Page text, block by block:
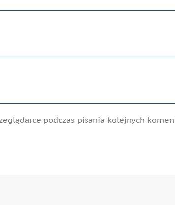
podczas pisania kolejnych